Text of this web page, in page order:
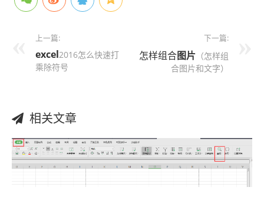
上一篇:
excel2016怎么快速打
乘除符号
下一篇:
怎样组合图片 （怎样组
合图片和文字）
相关文章